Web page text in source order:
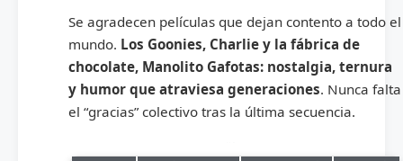
Se agradecen películas que dejan contento a todo el
mundo. Los Goonies, Charlie y la fábrica de
chocolate, Manolito Gafotas: nostalgia, ternura
y humor que atraviesa generaciones. Nunca falta
el “gracias” colectivo tras la última secuencia.